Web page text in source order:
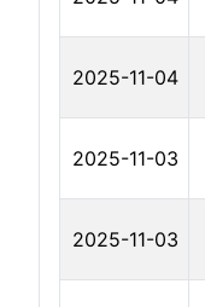
2025-11-04
2025-11-03
2025-11-03